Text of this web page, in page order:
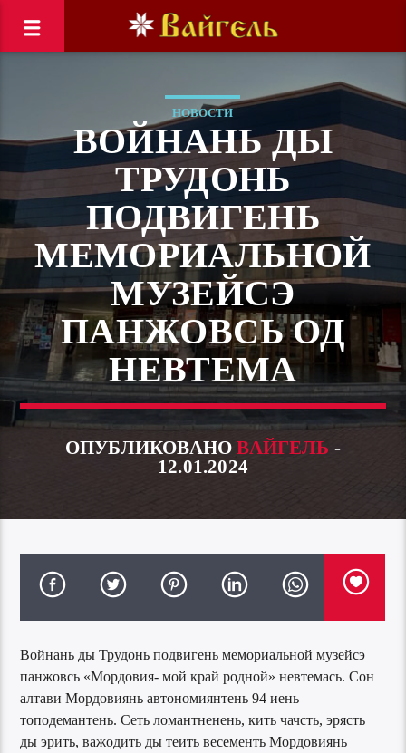
НОВОСТИ
ВОЙНАНЬ ДЫ
ТРУДОНЬ
ПОДВИГЕНЬ
МЕМОРИАЛЬНОЙ
МУЗЕЙСЭ
ПАНЖОВСЬ ОД
НЕВТЕМА
ОПУБЛИКОВАНОВАЙГЕЛЬ -
12.01.2024
Войнань ды Трудонь подвигень мемориальной музейсэ
панжовсь «Мордовия- мой край родной» невтемась. Сон
алтави Мордовиянь автономиянтень 94 иень
топодемантень. Сеть ломантненень, кить чачсть, эрясть
ды эрить, важодить ды теить весементь Мордовиянь